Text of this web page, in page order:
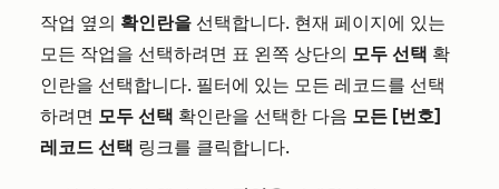
작업 옆의 확인란을 선택합니다. 현재 페이지에 있는
모든 작업을 선택하려면 표 왼쪽 상단의 모두 선택 확
인란을 선택합니다. 필터에 있는 모든 레코드를 선택
하려면 모두 선택 확인란을 선택한 다음 모든 [번호]
레코드 선택 링크를 클릭합니다.